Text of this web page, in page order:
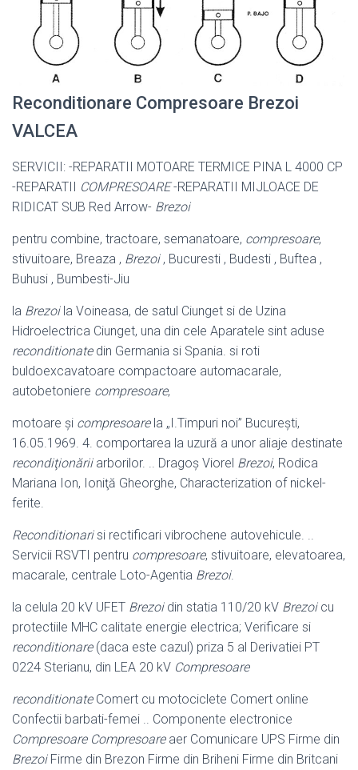
Reconditionare Compresoare Brezoi
VALCEA
SERVICII: -REPARATII MOTOARE TERMICE PINA L 4000 CP
-REPARATII COMPRESOARE-REPARATII MIJLOACE DE
RIDICAT SUB Red Arrow- Brezoi
pentru combine, tractoare, semanatoare, compresoare,
stivuitoare, Breaza , Brezoi, Bucuresti , Budesti , Buftea ,
Buhusi , Bumbesti-Jiu
la Brezoila Voineasa, de satul Ciunget si de Uzina
Hidroelectrica Ciunget, una din cele Aparatele sint aduse
reconditionatedin Germania si Spania. si roti
buldoexcavatoare compactoare automacarale,
autobetoniere compresoare,
motoare şi compresoarela „I.Timpuri noi” Bucureşti,
16.05.1969. 4. comportarea la uzură a unor aliaje destinate
recondiţionăriiarborilor. .. Dragoş Viorel Brezoi, Rodica
Mariana Ion, Ioniţă Gheorghe, Characterization of nickel-
ferite.
Reconditionarisi rectificari vibrochene autovehicule. ..
Servicii RSVTI pentru compresoare, stivuitoare, elevatoarea,
macarale, centrale Loto-Agentia Brezoi.
la celula 20 kV UFET Brezoidin statia 110/20 kV Brezoicu
protectiile MHC calitate energie electrica; Verificare si
reconditionare(daca este cazul) priza 5 al Derivatiei PT
0224 Sterianu, din LEA 20 kV Compresoare
reconditionateComert cu motociclete Comert online
Confectii barbati-femei .. Componente electronice
Compresoare Compresoareaer Comunicare UPS Firme din
BrezoiFirme din Brezon Firme din Briheni Firme din Britcani